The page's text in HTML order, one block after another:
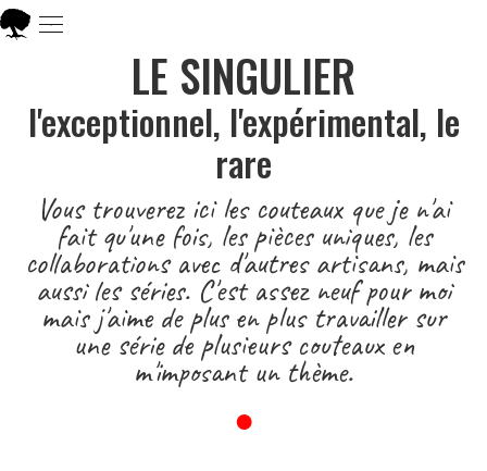
LE SINGULIER
l'exceptionnel, l'expérimental, le
rare
Vous trouverez ici les couteaux que je n'ai
fait qu'une fois, les pièces uniques, les
collaborations avec d'autres artisans, mais
aussi les séries. C'est assez neuf pour moi
mais j'aime de plus en plus travailler sur
une série de plusieurs couteaux en
m'imposant un thème.
●